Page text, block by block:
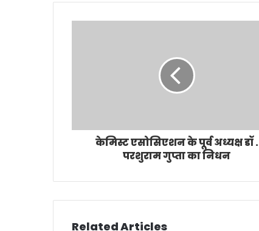
केमिस्ट एसोसिएशन के पूर्व अध्यक्ष डॉ .
परशुराम गुप्ता का निधन
Related Articles